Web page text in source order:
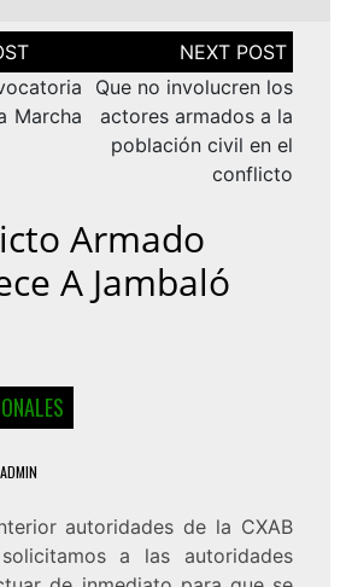
Marcha
Que no involucren los
actores armados a la
población civil en el
conflicto
Armado
A Jambaló
ADMIN
autoridades de la CXAB
a las autoridades